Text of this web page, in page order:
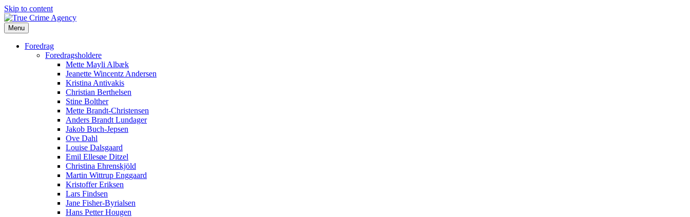
Skip to content
Menu
Foredrag
Foredragsholdere
Mette Mayli Albæk
Jeanette Wincentz Andersen
Kristina Antivakis
Christian Berthelsen
Stine Bolther
Mette Brandt-Christensen
Anders Brandt Lundager
Jakob Buch-Jepsen
Ove Dahl
Louise Dalsgaard
Emil Ellesøe Ditzel
Christina Ehrenskjöld
Martin Wittrup Enggaard
Kristoffer Eriksen
Lars Findsen
Jane Fisher-Byrialsen
Hans Petter Hougen